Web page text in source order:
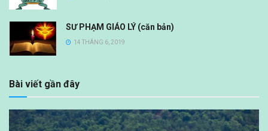
SƯ PHẠM GIÁO LÝ (căn bản)
14 THÁNG 6, 2019
Bài viết gần đây